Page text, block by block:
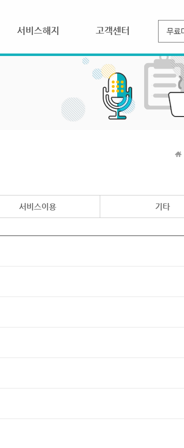
서비스해지 고객센터
서비스이용 기타